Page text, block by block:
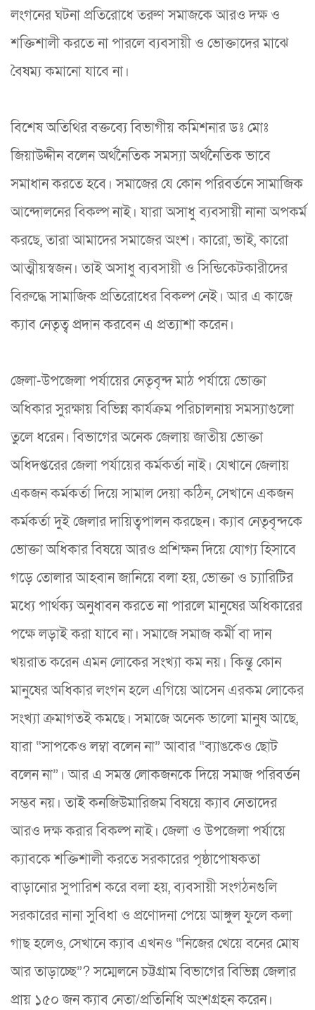
লংগনের ঘটনা প্রতিরোধে তরুণ সমাজকে আরও দক্ষ ও
শক্তিশালী করতে না পারলে ব্যবসায়ী ও ভোক্তাদের মাঝে
বৈষম্য কমানো যাবে না।
বিশেষ অতিথির বক্তব্যে বিভাগীয় কমিশনার ডঃ মোঃ
জিয়াউদ্দীন বলেন অর্থনৈতিক সমস্যা অর্থনৈতিক ভাবে
সমাধান করতে হবে। সমাজের যে কোন পরিবর্তনে সামাজিক
আন্দোলনের বিকল্প নাই। যারা অসাধু ব্যবসায়ী নানা অপকর্ম
করছে, তারা আমাদের সমাজের অংশ। কারো, ভাই, কারো
আত্মীয়স্বজন। তাই অসাধু ব্যবসায়ী ও সিন্ডিকেটকারীদের
বিরুদ্ধে সামাজিক প্রতিরোধের বিকল্প নেই। আর এ কাজে
ক্যাব নেতৃত্ব প্রদান করবেন এ প্রত্যাশা করেন।
জেলা-উপজেলা পর্যায়ের নেতৃবৃন্দ মাঠ পর্যায়ে ভোক্তা
অধিকার সুরক্ষায় বিভিন্ন কার্যক্রম পরিচালনায় সমস্যাগুলো
তুলে ধরেন। বিভাগের অনেক জেলায় জাতীয় ভোক্তা
অধিদপ্তরের জেলা পর্যায়ের কর্মকর্তা নাই। যেখানে জেলায়
একজন কর্মকর্তা দিয়ে সামাল দেয়া কঠিন, সেখানে একজন
কর্মকর্তা দুই জেলার দায়িত্বপালন করছেন। ক্যাব নেতৃবৃন্দকে
ভোক্তা অধিকার বিষয়ে আরও প্রশিক্ষন দিয়ে যোগ্য হিসাবে
গড়ে তোলার আহবান জানিয়ে বলা হয়, ভোক্তা ও চ্যারিটির
মধ্যে পার্থক্য অনুধাবন করতে না পারলে মানুষের অধিকারের
পক্ষে লড়াই করা যাবে না। সমাজে সমাজ কর্মী বা দান
খয়রাত করেন এমন লোকের সংখ্যা কম নয়। কিন্তু কোন
মানুষের অধিকার লংগন হলে এগিয়ে আসেন এরকম লোকের
সংখ্যা ক্রমাগতই কমছে। সমাজে অনেক ভালো মানুষ আছে,
যারা “সাপকেও লম্বা বলেন না” আবার “ব্যাঙকেও ছোট
বলেন না”। আর এ সমস্ত লোকজনকে দিয়ে সমাজ পরিবর্তন
সম্ভব নয়। তাই কনজিউমারিজম বিষয়ে ক্যাব নেতাদের
আরও দক্ষ করার বিকল্প নাই। জেলা ও উপজেলা পর্যায়ে
ক্যাবকে শক্তিশালী করতে সরকারের পৃষ্ঠাপোষকতা
বাড়ানোর সুপারিশ করে বলা হয়, ব্যবসায়ী সংগঠনগুলি
সরকারের নানা সুবিধা ও প্রণোদনা পেয়ে আঙ্গুল ফুলে কলা
গাছ হলেও, সেখানে ক্যাব এখনও “নিজের খেয়ে বনের মোষ
আর তাড়াচ্ছে”? সম্মেলনে চট্টগ্রাম বিভাগের বিভিন্ন জেলার
প্রায় ১৫০ জন ক্যাব নেতা/প্রতিনিধি অংশগ্রহন করেন।